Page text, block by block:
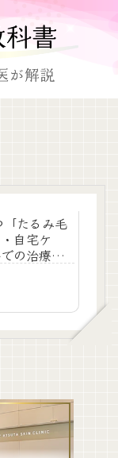
たるみ毛
自宅ケ
の治療ま